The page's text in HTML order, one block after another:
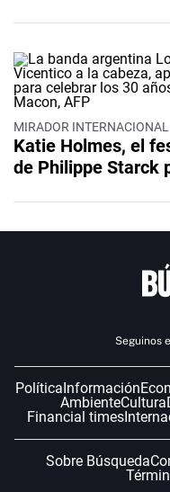
MIRADOR INTERNACIONAL
Katie Holmes, el
de Philippe Starck
Seguinos
Política Información
AmbienteCultura
Financial times
Sobre Búsqueda